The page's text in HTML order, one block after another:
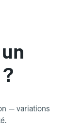
— variations